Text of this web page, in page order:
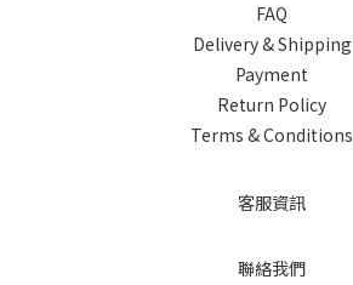
FAQ
Delivery & Shipping
Payment
Return Policy
Terms & Conditions
客服資訊
聯絡我們